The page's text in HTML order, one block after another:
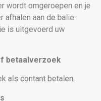
wordt omgeroepen en je
afhalen aan de balie.
is uitgevoerd uw
betaalverzoek
als contant betalen.